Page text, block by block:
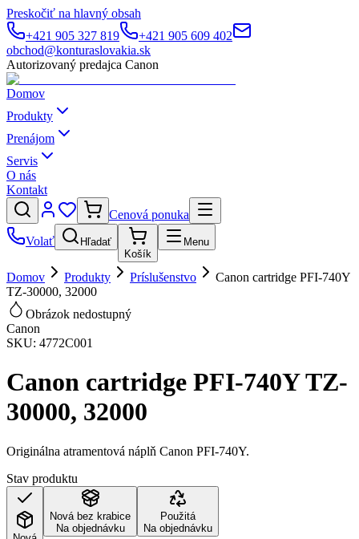
Preskočiť na hlavný obsah
+421 905 327 819
+421 905 609 402
obchod@konturaslovakia.sk
Autorizovaný predajca Canon
Domov
Produkty
Prenájom
Servis
O nás
Kontakt
Cenová ponuka
Volať
Hľadať
Košík
Menu
Domov Produkty Príslušenstvo
Canon cartridge PFI-740Y
TZ-30000, 32000
Obrázok nedostupný
Canon
SKU: 4772C001
Canon cartridge PFI-740Y TZ-
30000, 32000
Originálna atramentová náplň Canon PFI-740Y.
Stav produktu
Nová bez krabice
Na objednávku
Použitá
Na objednávku